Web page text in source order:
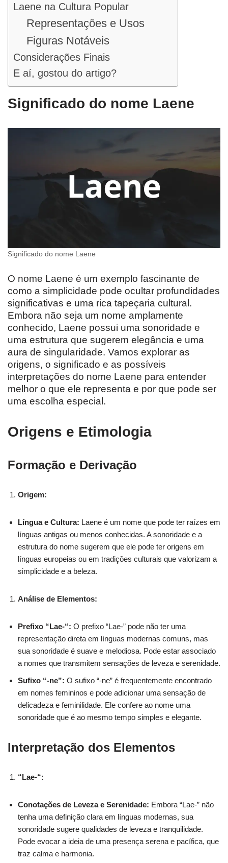
Laene na Cultura Popular
Representações e Usos
Figuras Notáveis
Considerações Finais
E aí, gostou do artigo?
Significado do nome Laene
Significado do nome Laene
O nome Laene é um exemplo fascinante de
como a simplicidade pode ocultar profundidades
significativas e uma rica tapeçaria cultural.
Embora não seja um nome amplamente
conhecido, Laene possui uma sonoridade e
uma estrutura que sugerem elegância e uma
aura de singularidade. Vamos explorar as
origens, o significado e as possíveis
interpretações do nome Laene para entender
melhor o que ele representa e por que pode ser
uma escolha especial.
Origens e Etimologia
Formação e Derivação
Origem:
Língua e Cultura: Laene é um nome que pode ter raízes em
línguas antigas ou menos conhecidas. A sonoridade e a
estrutura do nome sugerem que ele pode ter origens em
línguas europeias ou em tradições culturais que valorizam a
simplicidade e a beleza.
Análise de Elementos:
Prefixo “Lae-“: O prefixo “Lae-” pode não ter uma
representação direta em línguas modernas comuns, mas
sua sonoridade é suave e melodiosa. Pode estar associado
a nomes que transmitem sensações de leveza e serenidade.
Sufixo “-ne”: O sufixo “-ne” é frequentemente encontrado
em nomes femininos e pode adicionar uma sensação de
delicadeza e feminilidade. Ele confere ao nome uma
sonoridade que é ao mesmo tempo simples e elegante.
Interpretação dos Elementos
“Lae-“:
Conotações de Leveza e Serenidade: Embora “Lae-” não
tenha uma definição clara em línguas modernas, sua
sonoridade sugere qualidades de leveza e tranquilidade.
Pode evocar a ideia de uma presença serena e pacífica, que
traz calma e harmonia.